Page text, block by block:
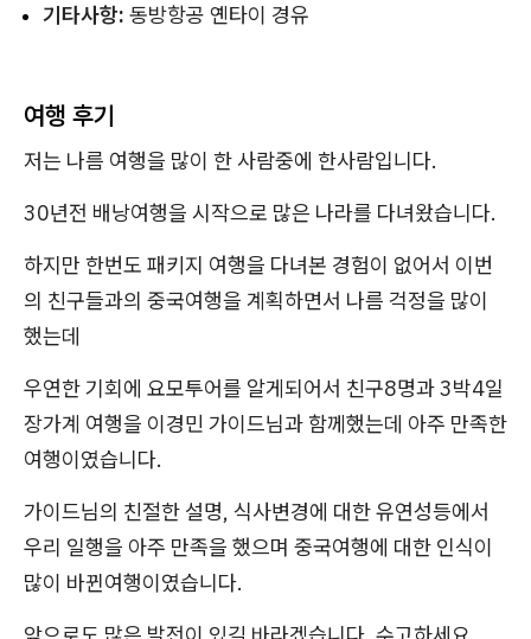
기타사항: 동방항공 옌타이 경유
여행 후기
저는 나름 여행을 많이 한 사람중에 한사람입니다.
30년전 배낭여행을 시작으로 많은 나라를 다녀왔습니다.
하지만 한번도 패키지 여행을 다녀본 경험이 없어서 이번
의 친구들과의 중국여행을 계획하면서 나름 걱정을 많이
했는데
우연한 기회에 요모투어를 알게되어서 친구8명과 3박4일
장가계 여행을 이경민 가이드님과 함께했는데 아주 만족한
여행이였습니다.
가이드님의 친절한 설명, 식사변경에 대한 유연성등에서
우리 일행을 아주 만족을 했으며 중국여행에 대한 인식이
많이 바뀐여행이였습니다.